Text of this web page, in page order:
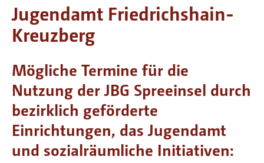
Jugendamt Friedrichshain-
Kreuzberg
Mögliche Termine für die
Nutzung der JBG Spreeinsel durch
bezirklich geförderte
Einrichtungen, das Jugendamt
und sozialräumliche Initiativen: